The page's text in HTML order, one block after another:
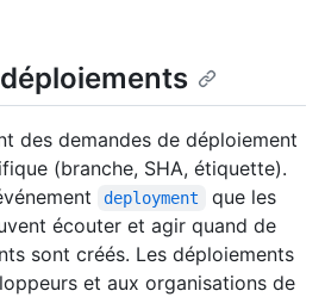
des demandes de déploiement
(branche, SHA, étiquette).
deployment
que les
écouter et agir quand de
sont créés. Les déploiements
et aux organisations de